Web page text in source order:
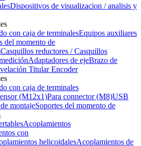
Dispositivos de visualizacion / analisis y
con caja de terminalesEquipos auxiliares
del momento de
Casquillos reductores / Casquillos
Adaptadores de ejeBrazo de
Titular Encoder
con caja de terminales
(M12x1)Para connector (M8)USB
montajeSoportes del momento de
Acoplamientos
con
helicoidalesAcoplamientos de